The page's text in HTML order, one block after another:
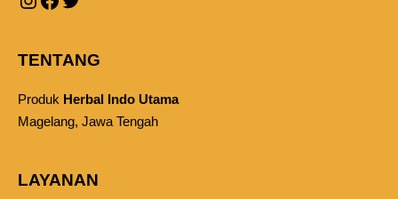
TENTANG
Produk Herbal Indo Utama
Magelang, Jawa Tengah
LAYANAN